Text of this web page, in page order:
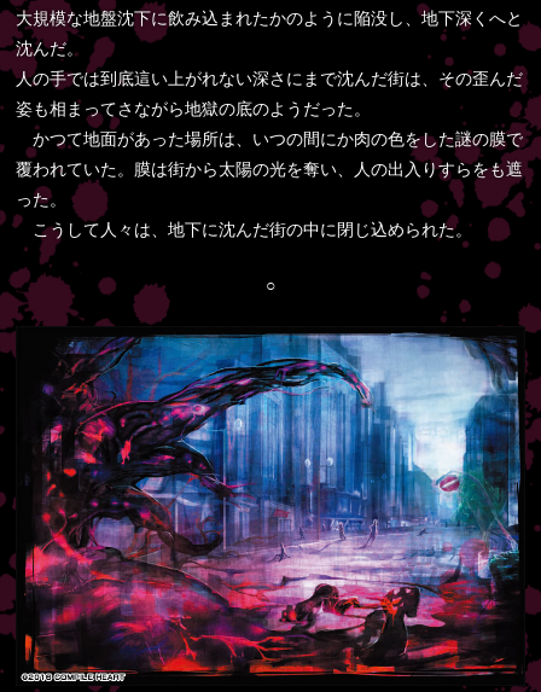
大規模な地盤沈下に飲み込まれたかのように陥没し、地下深くへと
沈んだ。
人の手では到底這い上がれない深さにまで沈んだ街は、その歪んだ
姿も相まってさながら地獄の底のようだった。
かつて地面があった場所は、いつの間にか肉の色をした謎の膜で
覆われていた。膜は街から太陽の光を奪い、人の出入りすらをも遮
った。
こうして人々は、地下に沈んだ街の中に閉じ込められた。
○